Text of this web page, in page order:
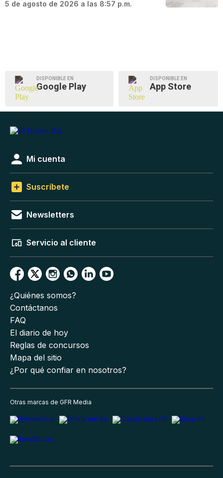
5 de agosto de 2026 a las 8:57 p.m.
DISPONIBLE EN
Google Play
DISPONIBLE EN
App Store
Mi cuenta
Suscríbete
Newsletters
Servicio al cliente
¿Quiénes somos?
Contáctanos
FAQ
El diario de hoy
Reglas de concursos
Mapa del sitio
¿Por qué confiar en nosotros?
Otras marcas de GFR Media